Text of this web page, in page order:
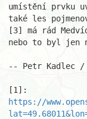
umístění prvku
také les
[3] má rád
nebo to byl jen
-- Petr Kadlec /
https://